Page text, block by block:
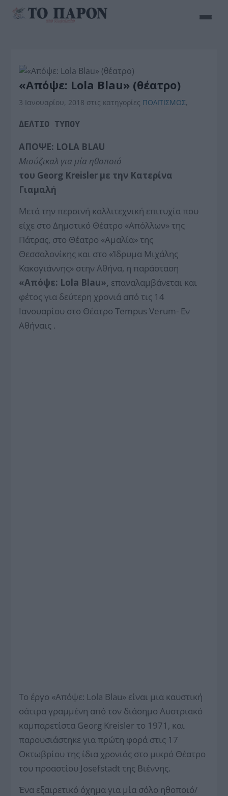
«Απόψε: Lola Blau» (θέατρο)
3 Ιανουαρίου, 2018 στις κατηγορίες ΠΟΛΙΤΙΣΜΟΣ,
ΔΕΛΤΙΟ ΤΥΠΟΥ
ΑΠΟΨΕ: LOLA BLAU
Μιούζικαλ για μία ηθοποιό
του Georg Kreisler με την Κατερίνα
Γιαμαλή
Μετά την περσινή καλλιτεχνική επιτυχία που
είχε στο Δημοτικό Θέατρο «Απόλλων» της
Πάτρας, στο Θέατρο «Αμαλία» της
Θεσσαλονίκης και στο «Ίδρυμα Μιχάλης
Κακογιάννης» στην Αθήνα, η παράσταση
«Απόψε: Lola Blau», επαναλαμβάνεται και
φέτος για δεύτερη χρονιά από τις 14
Ιανουαρίου στο Θέατρο Tempus Verum- Εν
Αθήναις .
Το έργο «Aπόψε: Lola Blau» είναι μια καυστική
σάτιρα γραμμένη από τον διάσημο Αυστριακό
καμπαρετίστα Georg Kreisler το 1971, και
παρουσιάστηκε για πρώτη φορά στις 17
Οκτωβρίου της ίδια χρονιάς στο μικρό Θέατρο
του προαστίου Josefstadt της Βιέννης.
Ένα εξαιρετικό όχημα για μία σόλο ηθοποιό/